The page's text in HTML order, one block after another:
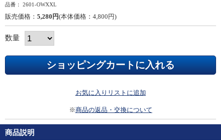
品番： 2601-OWXXL
販売価格： 5,280円(本体価格：4,800円)
数量
お気に入りリストに追加
※商品の返品・交換について
商品説明